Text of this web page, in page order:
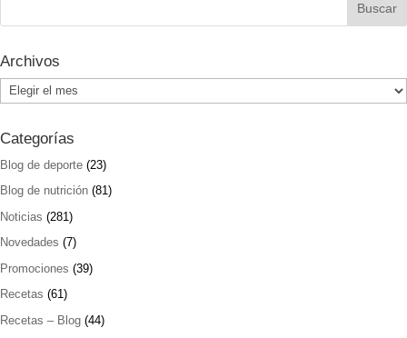
Archivos
Archivos
Categorías
Blog de deporte (23)
Blog de nutrición (81)
Noticias (281)
Novedades (7)
Promociones (39)
Recetas (61)
Recetas – Blog (44)